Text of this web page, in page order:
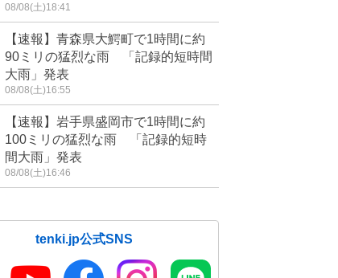
08/08(土)18:41
【速報】青森県大鰐町で1時間に約
90ミリの猛烈な雨 「記録的短時間
大雨」発表
08/08(土)16:55
【速報】岩手県盛岡市で1時間に約
100ミリの猛烈な雨 「記録的短時
間大雨」発表
08/08(土)16:46
tenki.jp公式SNS